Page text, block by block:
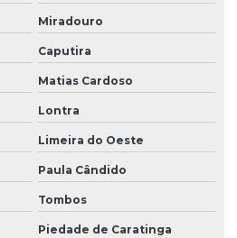
Miradouro
Caputira
Matias Cardoso
Lontra
Limeira do Oeste
Paula Cândido
Tombos
Piedade de Caratinga